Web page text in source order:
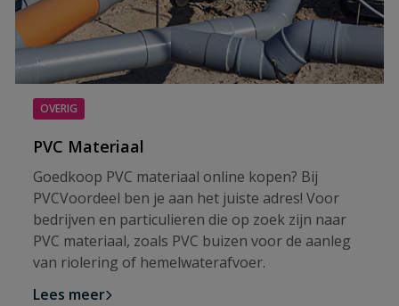
OVERIG
PVC Materiaal
Goedkoop PVC materiaal online kopen? Bij
PVCVoordeel ben je aan het juiste adres! Voor
bedrijven en particulieren die op zoek zijn naar
PVC materiaal, zoals PVC buizen voor de aanleg
van riolering of hemelwaterafvoer.
Lees meer